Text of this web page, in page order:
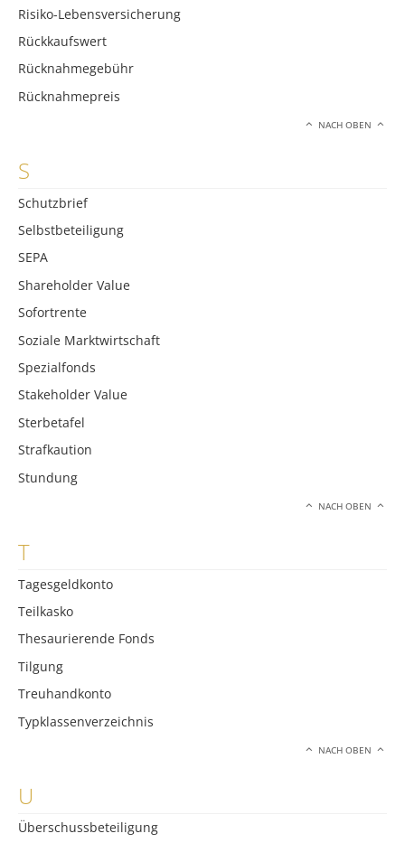
Risiko-Lebensversicherung
Rückkaufswert
Rücknahmegebühr
Rücknahmepreis
NACH OBEN
S
Schutzbrief
Selbstbeteiligung
SEPA
Shareholder Value
Sofortrente
Soziale Marktwirtschaft
Spezialfonds
Stakeholder Value
Sterbetafel
Strafkaution
Stundung
NACH OBEN
T
Tagesgeldkonto
Teilkasko
Thesaurierende Fonds
Tilgung
Treuhandkonto
Typklassenverzeichnis
NACH OBEN
U
Überschussbeteiligung